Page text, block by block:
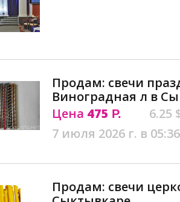
Продам: свечи
Виноградная л в
Цена 475 Р.
6.25
7 июля 2026 г. в 05:36
Продам: свечи